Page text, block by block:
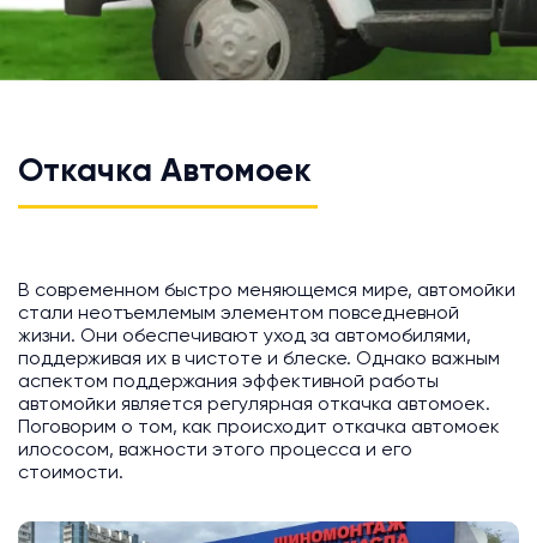
Откачка Автомоек
В современном быстро меняющемся мире, автомойки
стали неотъемлемым элементом повседневной
жизни. Они обеспечивают уход за автомобилями,
поддерживая их в чистоте и блеске. Однако важным
аспектом поддержания эффективной работы
автомойки является регулярная откачка автомоек.
Поговорим о том, как происходит откачка автомоек
илососом, важности этого процесса и его
стоимости.